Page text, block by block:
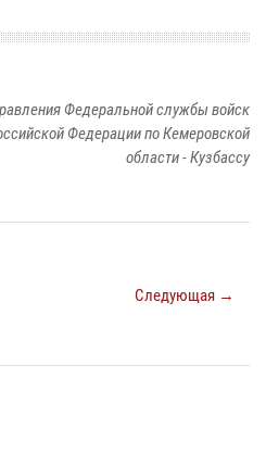
Федеральной службы войск
Федерации по Кемеровской
области - Кузбассу
Следующая →